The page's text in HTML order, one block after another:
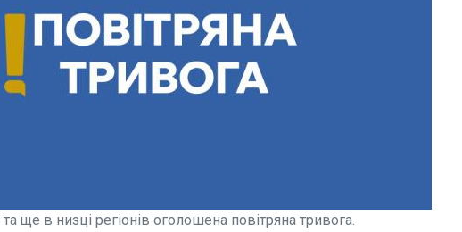
та ще в низці регіонів оголошена повітряна тривога.